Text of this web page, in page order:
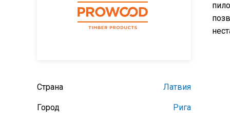
Страна Латвия
Город Рига